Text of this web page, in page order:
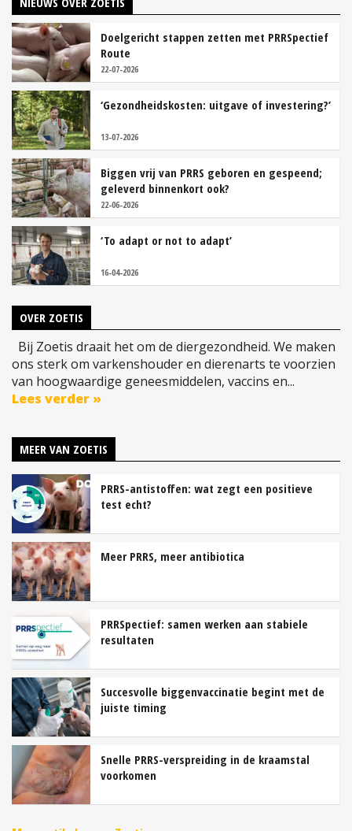
Doelgericht stappen zetten met PRRSpectief
Route
22-07-2026
‘Gezondheidskosten: uitgave of investering?’
13-07-2026
Biggen vrij van PRRS geboren en gespeend;
geleverd binnenkort ook?
22-06-2026
‘To adapt or not to adapt’
16-04-2026
OVER ZOETIS
Bij Zoetis draait het om de diergezondheid. We maken
ons sterk om varkenshouder en dierenarts te voorzien
van hoogwaardige geneesmiddelen, vaccins en...
Lees verder »
MEER VAN ZOETIS
PRRS-antistoffen: wat zegt een positieve
test echt?
Meer PRRS, meer antibiotica
PRRSpectief: samen werken aan stabiele
resultaten
Succesvolle biggenvaccinatie begint met de
juiste timing
Snelle PRRS-verspreiding in de kraamstal
voorkomen